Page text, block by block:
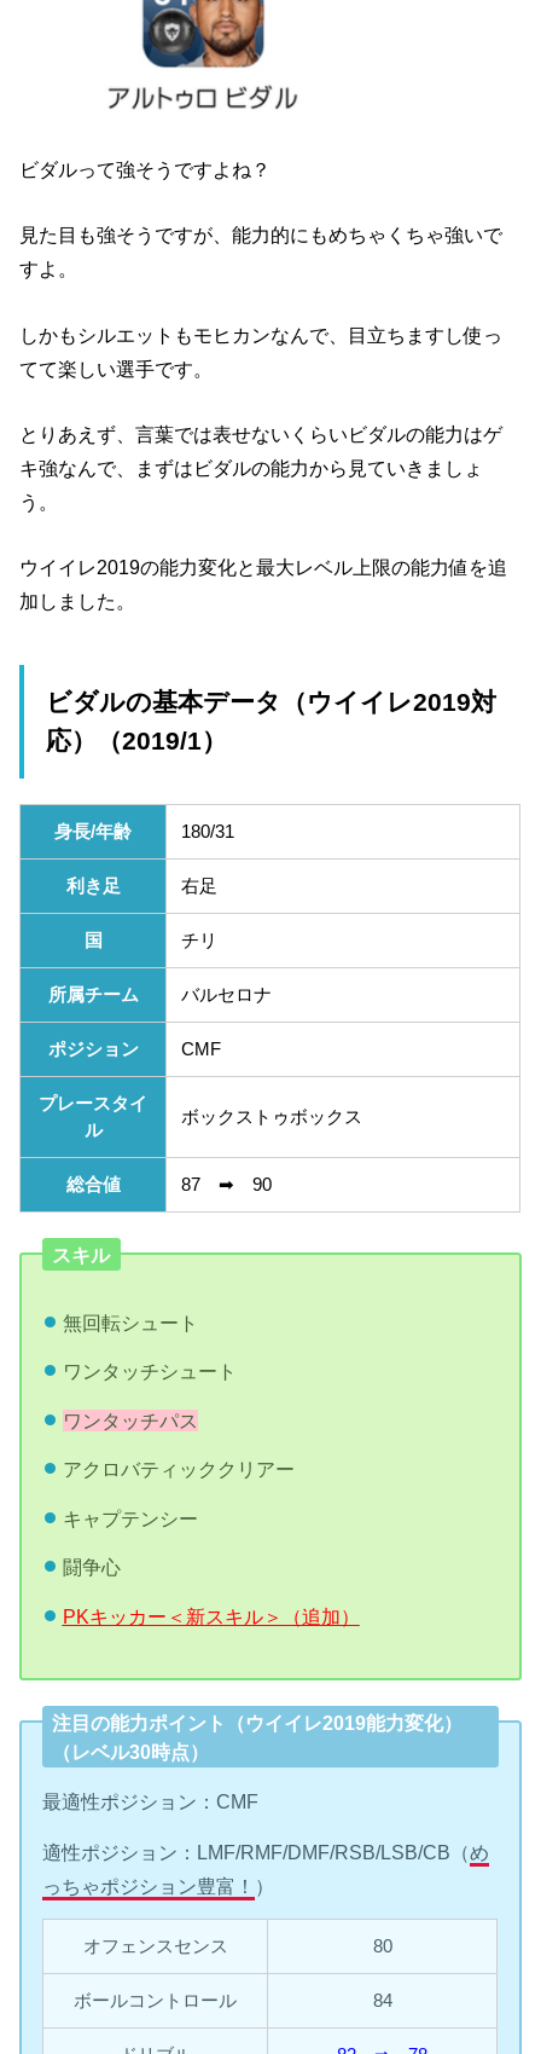
ビダルって強そうですよね？
見た目も強そうですが、能力的にもめちゃくちゃ強いで
すよ。
しかもシルエットもモヒカンなんで、目立ちますし使っ
てて楽しい選手です。
とりあえず、言葉では表せないくらいビダルの能力はゲ
キ強なんで、まずはビダルの能力から見ていきましょ
う。
ウイイレ2019の能力変化と最大レベル上限の能力値を追
加しました。
ビダルの基本データ（ウイイレ2019対
応）（2019/1）
身長/年齢 180/31
利き足 右足
国 チリ
所属チーム バルセロナ
ポジション CMF
プレースタイ
ル
ボックストゥボックス
総合値 87 ➡︎ 90
スキル
無回転シュート
ワンタッチシュート
ワンタッチパス
アクロバティッククリアー
キャプテンシー
闘争心
PKキッカー＜新スキル＞（追加）
注目の能力ポイント（ウイイレ2019能力変化）
（レベル30時点）
最適性ポジション：CMF
適性ポジション：LMF/RMF/DMF/RSB/LSB/CB（め
っちゃポジション豊富！ ）
オフェンスセンス 80
ボールコントロール 84